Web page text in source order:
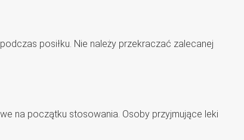
posiłku. Nie należy przekraczać zalecanej
na początku stosowania. Osoby przyjmujące leki